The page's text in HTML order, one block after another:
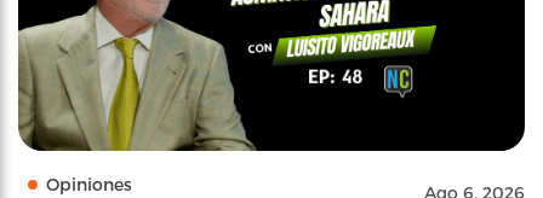
Opiniones Ago 6, 2026